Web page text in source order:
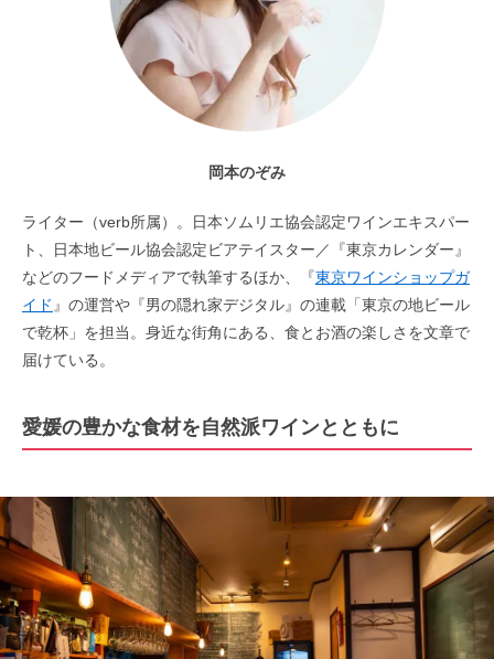
岡本のぞみ
ライター（verb所属）。日本ソムリエ協会認定ワインエキスパー
ト、日本地ビール協会認定ビアテイスター／『東京カレンダー』
などのフードメディアで執筆するほか、『東京ワインショップガ
イド 』の運営や『男の隠れ家デジタル』の連載「東京の地ビール
で乾杯」を担当。身近な街角にある、食とお酒の楽しさを文章で
届けている。
愛媛の豊かな食材を自然派ワインとともに